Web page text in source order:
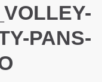
PANS-